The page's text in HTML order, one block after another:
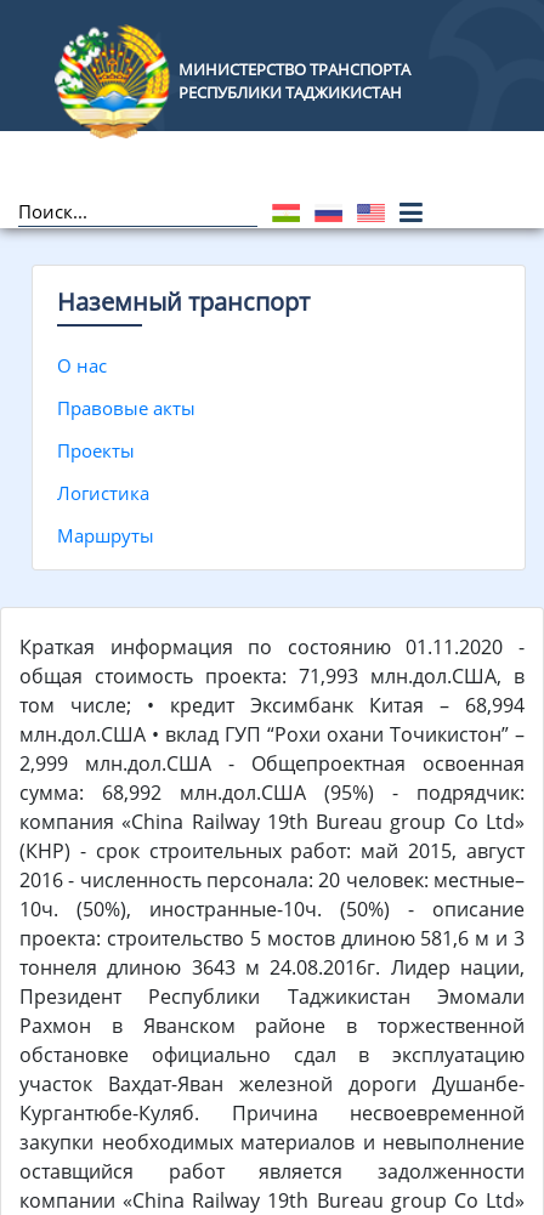
МИНИСТЕРСТВО ТРАНСПОРТА
РЕСПУБЛИКИ ТАДЖИКИСТАН
Наземный транспорт
О нас
Правовые акты
Проекты
Логистика
Маршруты
Краткая информация по состоянию 01.11.2020 -
общая стоимость проекта: 71,993 млн.дол.США, в
том числе; • кредит Эксимбанк Китая – 68,994
млн.дол.США • вклад ГУП “Рохи охани Точикистон” –
2,999 млн.дол.США - Общепроектная освоенная
сумма: 68,992 млн.дол.США (95%) - подрядчик:
компания «China Railway 19th Bureau group Co Ltd»
(КНР) - срок строительных работ: май 2015, август
2016 - численность персонала: 20 человек: местные–
10ч. (50%), иностранные-10ч. (50%) - описание
проекта: строительство 5 мостов длиною 581,6 м и 3
тоннеля длиною 3643 м 24.08.2016г. Лидер нации,
Президент Республики Таджикистан Эмомали
Рахмон в Яванском районе в торжественной
обстановке официально сдал в эксплуатацию
участок Вахдат-Яван железной дороги Душанбе-
Кургантюбе-Куляб. Причина несвоевременной
закупки необходимых материалов и невыполнение
оставщийся работ является задолженности
компании «China Railway 19th Bureau group Co Ltd»